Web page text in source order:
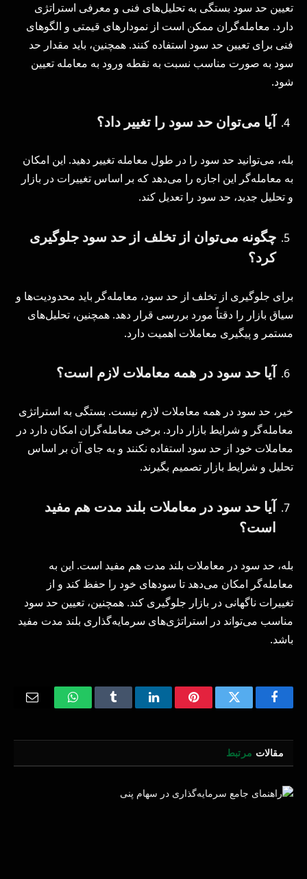
تعیین حد سود بستگی به تحلیل‌های فنی و معرفی استراتژی
دارد. معامله‌گران ممکن است از نمودارهای قیمتی و الگوهای
فنی برای تعیین حد سود استفاده کنند. همچنین، باید مقدار حد
سود به صورت مناسب نسبت به نقطه ورود به معامله تعیین
شود.
آیا می‌توان حد سود را تغییر داد؟
بله، می‌توانید حد سود را در طول معامله تغییر دهید. این امکان
به معامله‌گر این اجازه را می‌دهد که بر اساس تغییرات در بازار
و تحلیل جدید، حد سود را تعدیل کند.
چگونه می‌توان از تخلف از حد سود جلوگیری
کرد؟
برای جلوگیری از تخلف از حد سود، معامله‌گر باید محدودیت‌ها و
سیاق بازار را دقتاً مورد بررسی قرار دهد. همچنین، تحلیل‌های
مستمر و پیگیری معاملات اهمیت دارد.
آیا حد سود در همه معاملات لازم است؟
خیر، حد سود در همه معاملات لازم نیست. بستگی به استراتژی
معامله‌گر و شرایط بازار دارد. برخی معامله‌گران امکان دارد در
معاملات خود از حد سود استفاده نکنند و به جای آن بر اساس
تحلیل و شرایط بازار تصمیم بگیرند.
آیا حد سود در معاملات بلند مدت هم مفید
است؟
بله، حد سود در معاملات بلند مدت هم مفید است. این به
معامله‌گر امکان می‌دهد تا سودهای خود را حفظ کند و از
تغییرات ناگهانی در بازار جلوگیری کند. همچنین، تعیین حد سود
مناسب می‌تواند در استراتژی‌های سرمایه‌گذاری بلند مدت مفید
باشد.
Facebook
Twitter
Pinterest
LinkedIn
Tumblr
WhatsApp
مقالات مرتبط